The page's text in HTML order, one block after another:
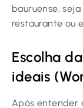
bauruense,
restaurante ou
Escolha
ideais
Após entender